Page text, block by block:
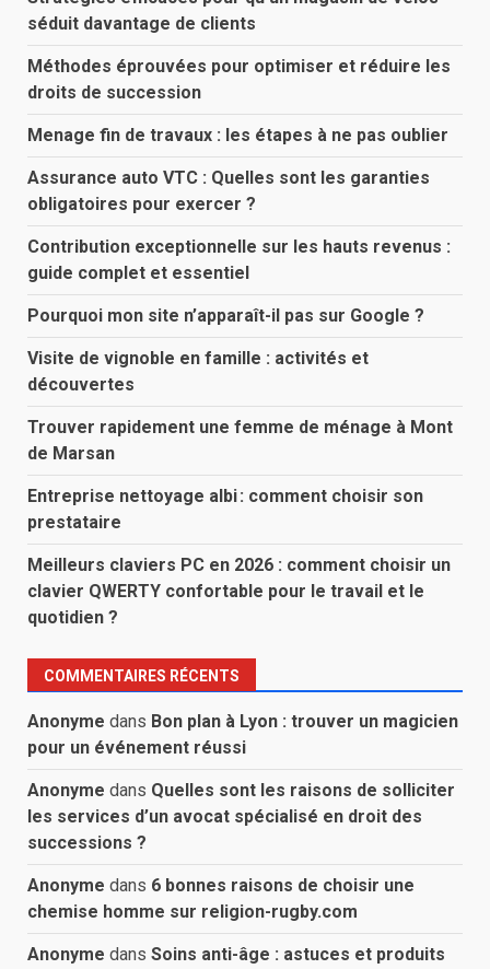
séduit davantage de clients
Méthodes éprouvées pour optimiser et réduire les
droits de succession
Menage fin de travaux : les étapes à ne pas oublier
Assurance auto VTC : Quelles sont les garanties
obligatoires pour exercer ?
Contribution exceptionnelle sur les hauts revenus :
guide complet et essentiel
Pourquoi mon site n’apparaît-il pas sur Google ?
Visite de vignoble en famille : activités et
découvertes
Trouver rapidement une femme de ménage à Mont
de Marsan
Entreprise nettoyage albi : comment choisir son
prestataire
Meilleurs claviers PC en 2026 : comment choisir un
clavier QWERTY confortable pour le travail et le
quotidien ?
COMMENTAIRES RÉCENTS
Anonyme dans Bon plan à Lyon : trouver un magicien
pour un événement réussi
Anonyme dans Quelles sont les raisons de solliciter
les services d’un avocat spécialisé en droit des
successions ?
Anonyme dans 6 bonnes raisons de choisir une
chemise homme sur religion-rugby.com
Anonyme dans Soins anti-âge : astuces et produits